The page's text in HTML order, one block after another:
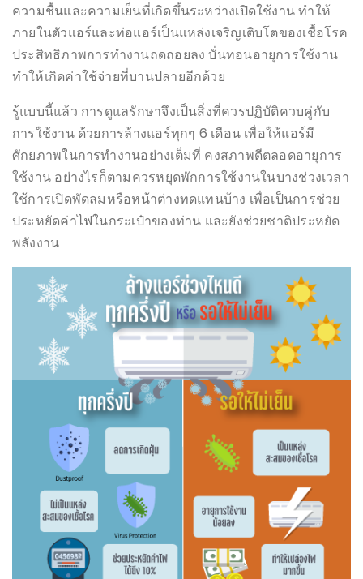
ความชื้นและความเย็นที่เกิดขึ้นระหว่างเปิดใช้งาน ทำให้
ภายในตัวแอร์และท่อแอร์เป็นแหล่งเจริญเติบโตของเชื้อโรค
ประสิทธิภาพการทำงานถดถอยลง บั่นทอนอายุการใช้งาน
ทำให้เกิดค่าใช้จ่ายที่บานปลายอีกด้วย
รู้แบบนี้แล้ว การดูแลรักษาจึงเป็นสิ่งที่ควรปฏิบัติควบคู่กับ
การใช้งาน ด้วยการล้างแอร์ทุกๆ 6 เดือน เพื่อให้แอร์มี
ศักยภาพในการทำงานอย่างเต็มที่ คงสภาพดีตลอดอายุการ
ใช้งาน อย่างไรก็ตามควรหยุดพักการใช้งานในบางช่วงเวลา
ใช้การเปิดพัดลมหรือหน้าต่างทดแทนบ้าง เพื่อเป็นการช่วย
ประหยัดค่าไฟในกระเป๋าของท่าน และยังช่วยชาติประหยัด
พลังงาน